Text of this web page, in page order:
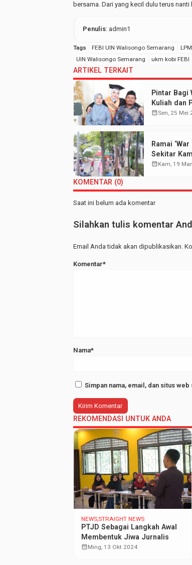
bersama. Dari yang kecil dulu terus
Penulis: admin1
Tags FEBI UIN Walisongo Semarang
UIN Walisongo Semarang
ukm kobi FEBI
ARTIKEL TERKAIT
Pintar Bagi
Kuliah dan
Aisyah
calendar_monthSen, 25 Mei
Ramai
Sekitar
Walisongo:
calendar_monthKam, 19
KOMENTAR (0)
Saat ini belum ada komentar
Silahkan tulis komentar
Email Anda tidak akan dipublikasikan.
Komentar*
Nama*
Simpan nama, email, dan situs
REKOMENDASI UNTUK ANDA
NEWS STRAIGHT NEWS
PTJD Sebagai Langkah Awal
Membentuk Jiwa Jurnalis
calendar_monthMing, 13 Okt 2024